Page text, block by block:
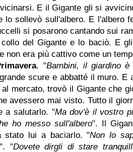
E il Gigante gli si
lo sollevò sull'albero. E l'albero
si posarono cantando sui
del Gigante e lo baciò. E
non era più cattivo come un
. "Bambini, il giardino
scure e abbatté il muro. E
al mercato, trovò il Gigante che
avessero mai visto. Tutto il
a salutarlo. "Ma dov'è il vostro
ho messo sull'albero". Il
stato lui a baciarlo. "Non lo
". "Dovete dirgli di stare